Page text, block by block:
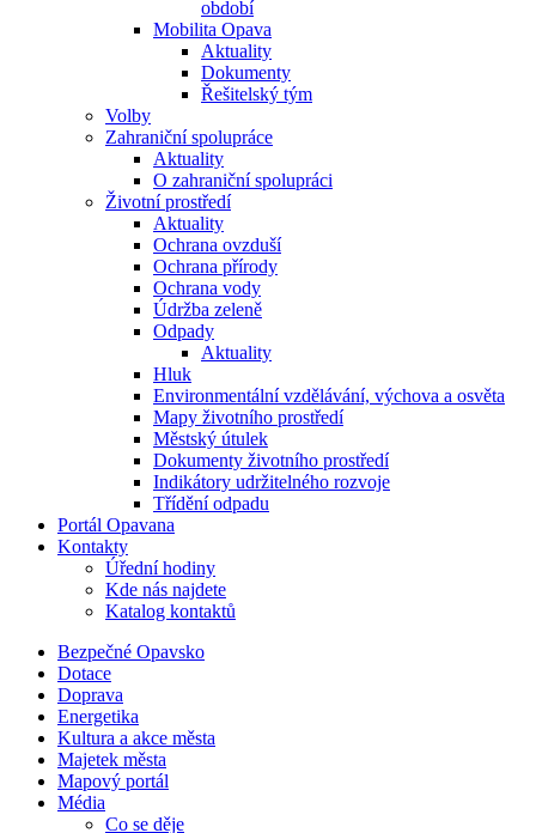
období
Mobilita Opava
Aktuality
Dokumenty
Řešitelský tým
Volby
Zahraniční spolupráce
Aktuality
O zahraniční spolupráci
Životní prostředí
Aktuality
Ochrana ovzduší
Ochrana přírody
Ochrana vody
Údržba zeleně
Odpady
Aktuality
Hluk
Environmentální vzdělávání, výchova a osvěta
Mapy životního prostředí
Městský útulek
Dokumenty životního prostředí
Indikátory udržitelného rozvoje
Třídění odpadu
Portál Opavana
Kontakty
Úřední hodiny
Kde nás najdete
Katalog kontaktů
Bezpečné Opavsko
Dotace
Doprava
Energetika
Kultura a akce města
Majetek města
Mapový portál
Média
Co se děje